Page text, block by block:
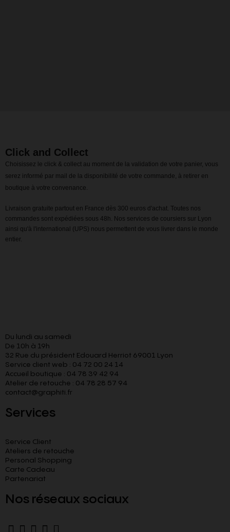
Click and Collect
Choisissez le click & collect au moment de la validation de votre panier, vous
serez informé par mail de la disponibilité de votre commande, à retirer en
boutique à votre convenance.
Livraison gratuite partout en France dès 300 euros d'achat. Toutes nos
commandes sont expédiées sous 48h. Nos services de coursiers sur Lyon
ainsi qu'à l'international (UPS) nous permettent de vous livrer dans le monde
entier.
Du lundi au samedi
De 10h à 19h
32 Rue du président Edouard Herriot 69001 Lyon
Service client web : 04 72 00 24 14
Accueil boutique : 04 78 39 42 94
Atelier de retouche : 04 78 28 57 94
contact@graphiti.fr
Services
Service Client
Ateliers de retouche
Personal Shopping
Carte Cadeau
Partenariat
Nos réseaux sociaux